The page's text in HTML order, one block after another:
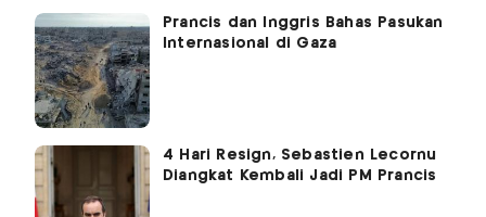
Prancis dan Inggris Bahas Pasukan
Internasional di Gaza
4 Hari Resign, Sebastien Lecornu
Diangkat Kembali Jadi PM Prancis